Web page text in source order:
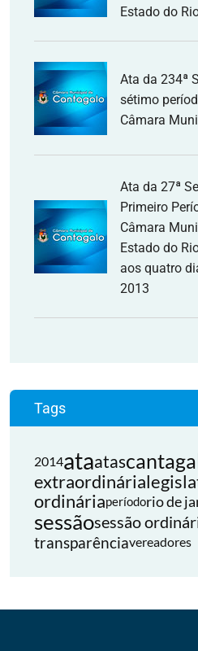
Estado do
Ata da 234ª
sétimo
Câmara
Ata da 27ª
Primeiro
Câmara
Estado do
aos quatro
2013
Tags
2014ataatas
extraordinária
ordináriaperíodorio de
sessãosessão
transparênciavereadores